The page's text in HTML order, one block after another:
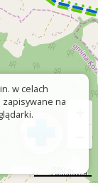
w celach
zapisywane na